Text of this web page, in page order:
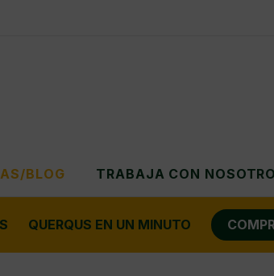
BLOG TRABAJA CON
QUERQUS EN UN MINUTO